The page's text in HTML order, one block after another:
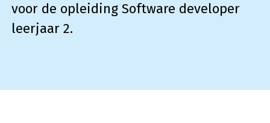
voor de opleiding Software developer
leerjaar 2.